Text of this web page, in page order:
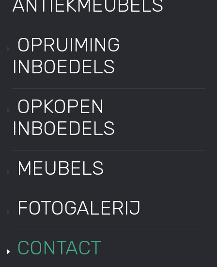
ANTIEKMEUBELS
OPRUIMING
INBOEDELS
OPKOPEN
INBOEDELS
MEUBELS
FOTOGALERIJ
CONTACT